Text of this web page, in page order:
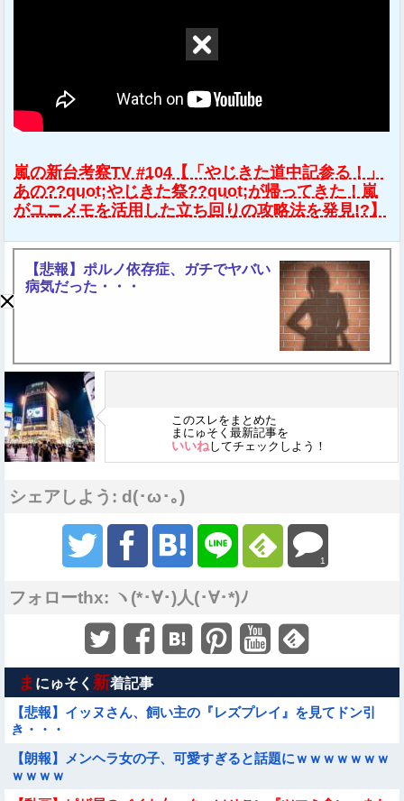
嵐の新台考察TV #104【「やじきた道中記参る！」
あの??quot;やじきた祭??quot;が帰ってきた！嵐
がユニメモを活用した立ち回りの攻略法を発見!?】
【悲報】ポルノ依存症、ガチでヤバい
病気だった・・・
このスレをまとめた
まにゅそく最新記事を
いいねしてチェックしよう！
シェアしよう: d(･ω･｡)
1
フォローthx: ヽ(*･∀･)人(･∀･*)ﾉ
ま にゅそく 新着記事
【悲報】イッヌさん、飼い主の『レズプレイ』を見てドン引
き・・・
【朗報】メンヘラ女の子、可愛すぎると話題にｗｗｗｗｗｗｗ
ｗｗｗｗ